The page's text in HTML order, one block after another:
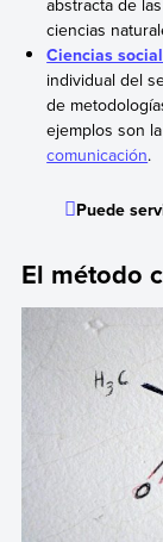
abstracta de
ciencias
Ciencias
individual del
de
ejemplos son
comunicación.
Puede
El método